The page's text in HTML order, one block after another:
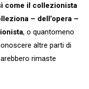
come il collezionista
– dell’opera –
, o quantomeno
altre parti di
rimaste